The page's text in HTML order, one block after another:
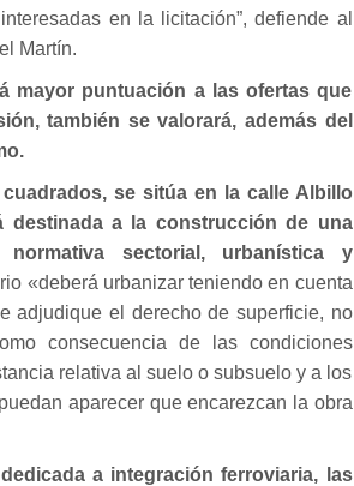
en la licitación”, defiende al
Martín.
mayor puntuación a las ofertas que
también se valorará, además del
se sitúa en la calle Albillo
destinada a la construcción de una
sectorial, urbanística y
«deberá urbanizar teniendo en cuenta
adjudique el derecho de superficie, no
consecuencia de las condiciones
relativa al suelo o subsuelo y a los
aparecer que encarezcan la obra
a integración ferroviaria, las